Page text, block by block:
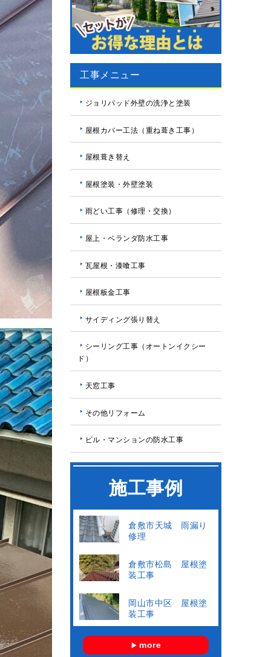
工事メニュー
ジョリパッド外壁の洗浄と塗装
屋根カバー工法（重ね葺き工事）
屋根葺き替え
屋根塗装・外壁塗装
雨どい工事（修理・交換）
屋上・ベランダ防水工事
瓦屋根・漆喰工事
屋根板金工事
サイディング張り替え
シーリング工事（オートンイクシー
ド）
天窓工事
その他リフォーム
ビル・マンションの防水工事
施工事例
倉敷市天城 雨漏り
修理
倉敷市松島 屋根塗
装工事
岡山市中区 屋根塗
装工事
more